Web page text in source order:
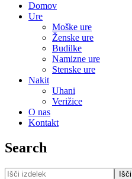
Domov
Ure
Moške ure
Ženske ure
Budilke
Namizne ure
Stenske ure
Nakit
Uhani
Verižice
O nas
Kontakt
Search
Išči